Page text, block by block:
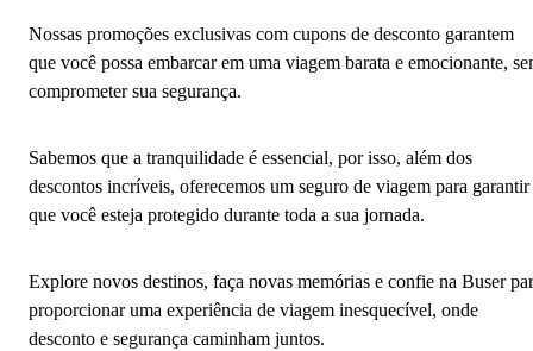
Nossas promoções exclusivas com cupons de desconto garantem
que você possa embarcar em uma viagem barata e emocionante,
comprometer sua segurança.
Sabemos que a tranquilidade é essencial, por isso, além dos
descontos incríveis, oferecemos um seguro de viagem para garantir
que você esteja protegido durante toda a sua jornada.
Explore novos destinos, faça novas memórias e confie na Buser
proporcionar uma experiência de viagem inesquecível, onde
desconto e segurança caminham juntos.